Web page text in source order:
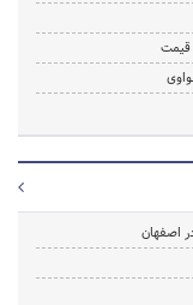
قیمت
اصفهان